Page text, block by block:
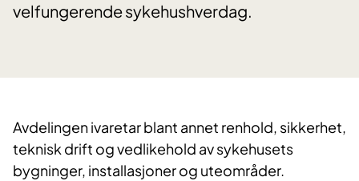
velfungerende sykehushverdag.
Avdelingen ivaretar blant annet renhold, sikkerhet,
teknisk drift og vedlikehold av sykehusets
bygninger, installasjoner og uteområder.